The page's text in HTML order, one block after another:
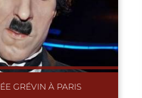
GRÉVIN À PARIS